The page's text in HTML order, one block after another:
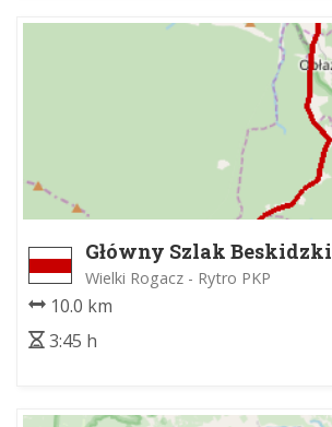
Główny Szlak Beskidzki
Wielki Rogacz - Rytro PKP
10.0 km
3:45 h